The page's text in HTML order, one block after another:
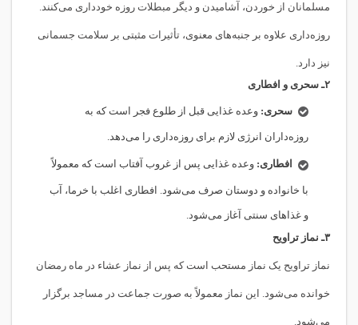
مسلمانان از خوردن، آشامیدن و دیگر مبطلات روزه خودداری می‌کنند.
روزه‌داری علاوه بر جنبه‌های معنوی، تأثیرات مثبتی بر سلامت جسمانی
نیز دارد.
۲ـ سحری و افطاری
سحری: وعده غذایی قبل از طلوع فجر است که به
روزه‌داران انرژی لازم برای روزه‌داری را می‌دهد.
افطاری: وعده غذایی پس از غروب آفتاب است که معمولاً
با خانواده و دوستان صرف می‌شود. افطاری اغلب با خرما، آب
و غذاهای سنتی آغاز می‌شود.
۳ـ نماز تراویح
نماز تراویح یک نماز مستحب است که پس از نماز عشاء در ماه رمضان
خوانده می‌شود. این نماز معمولاً به صورت جماعت در مساجد برگزار
می‌شود.